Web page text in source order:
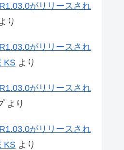
がリリースされ
り
がリリースされ
KS より
がリリースされ
より
がリリースされ
KS より